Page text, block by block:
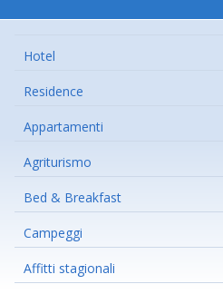
Hotel
Residence
Appartamenti
Agriturismo
Bed & Breakfast
Campeggi
Affitti stagionali